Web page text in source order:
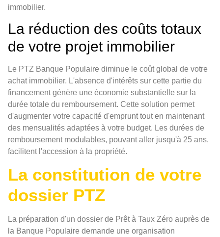
immobilier.
La réduction des coûts totaux
de votre projet immobilier
Le PTZ Banque Populaire diminue le coût global de votre
achat immobilier. L'absence d'intérêts sur cette partie du
financement génère une économie substantielle sur la
durée totale du remboursement. Cette solution permet
d'augmenter votre capacité d'emprunt tout en maintenant
des mensualités adaptées à votre budget. Les durées de
remboursement modulables, pouvant aller jusqu'à 25 ans,
facilitent l'accession à la propriété.
La constitution de votre
dossier PTZ
La préparation d'un dossier de Prêt à Taux Zéro auprès de
la Banque Populaire demande une organisation